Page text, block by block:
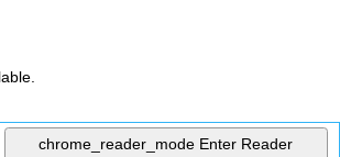
chrome_reader_mode Enter Reader